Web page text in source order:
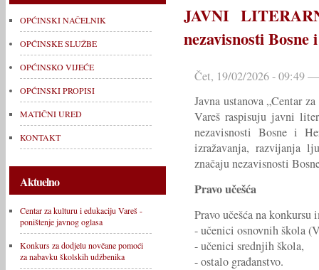
OPĆINSKI NAČELNIK
OPĆINSKE SLUŽBE
OPĆINSKO VIJEĆE
OPĆINSKI PROPISI
MATIČNI URED
KONTAKT
Aktuelno
Centar za kulturu i edukaciju Vareš -
poništenje javnog oglasa
Konkurs za dodjelu novčane pomoći
za nabavku školskih udžbenika
JAVNI
nezavisnosti Bosne
Čet, 19/02/2026 - 09:49
Javna ustanova „Centar
Vareš raspisuju javni
nezavisnosti Bosne i
izražavanja, razvijanja
značaju nezavisnosti
Pravo učešća
Pravo učešća na konkursu
- učenici osnovnih škola
- učenici srednjih škola,
- ostalo građanstvo.